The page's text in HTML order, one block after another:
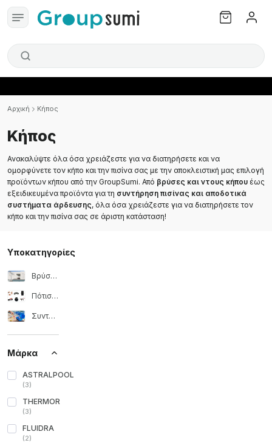
Αρχική Κήπος
Κήπος
Ανακαλύψτε όλα όσα χρειάζεστε για να διατηρήσετε και να
ομορφύνετε τον κήπο και την πισίνα σας με την αποκλειστική μας επιλογή
προϊόντων κήπου από την GroupSumi. Από βρύσες και ντους κήπου έως
εξειδικευμένα προϊόντα για τη συντήρηση πισίνας και αποδοτικά
συστήματα άρδευσης, όλα όσα χρειάζεστε για να διατηρήσετε τον
κήπο και την πισίνα σας σε άριστη κατάσταση!
Υποκατηγορίες
Βρύσες και ντους κήπου
Πότισμα
Συντήρηση πισίνας
Μάρκα
ASTRALPOOL
(3)
THERMOR
(3)
FLUIDRA
(2)